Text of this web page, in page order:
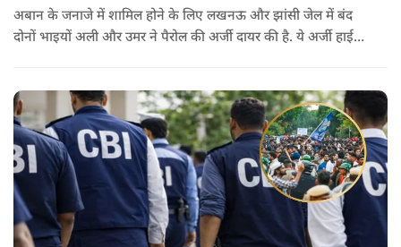
अबान के जनाजे में शामिल होने के लिए लखनऊ और झांसी जेल में बंद
दोनों भाइयों अली और उमर ने पैरोल की अर्जी दायर की है. ये अर्जी हाई